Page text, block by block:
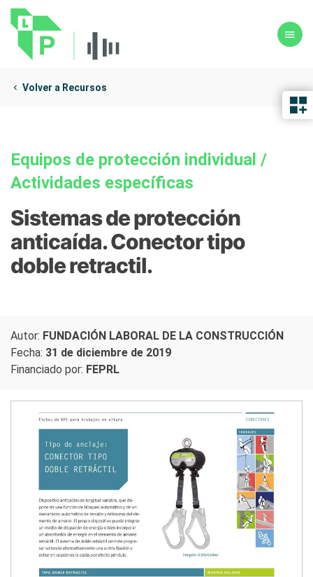
Volver a Recursos
Sistemas de protección
anticaída. Conector tipo
doble retractil.
Equipos de protección individual /
Actividades específicas
Autor: FUNDACIÓN LABORAL DE LA CONSTRUCCIÓN
Fecha: 31 de diciembre de 2019
Financiado por: FEPRL